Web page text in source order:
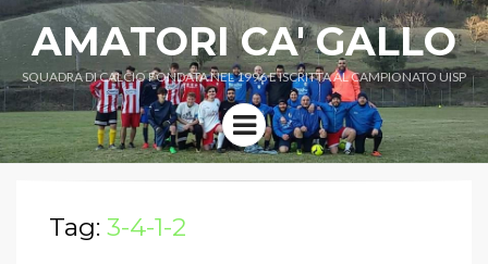
AMATORI CA' GALLO
SQUADRA DI CALCIO FONDATA NEL 1996 E ISCRITTA AL CAMPIONATO UISP
Menu
Tag: 3-4-1-2